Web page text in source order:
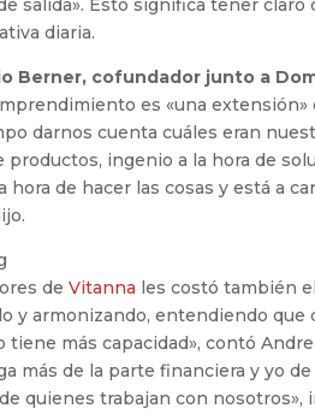
salida». Esto significa tener
diaria.
Berner, cofundador junto a
es «una extensión»
darnos cuenta cuáles eran
productos, ingenio a la hora de
hora de hacer las cosas y está a
deVitanna les costó también
y armonizando, entendiendo
tiene más capacidad», contó
más de la parte financiera y yo
quienes trabajan con nosotros»,